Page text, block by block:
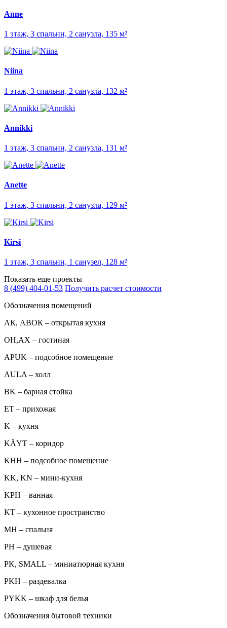
Anne
1 этаж, 3 спальни, 2 санузла, 135 м²
Niina
1 этаж, 3 спальни, 2 санузла, 132 м²
Annikki
1 этаж, 3 спальни, 2 санузла, 131 м²
Anette
1 этаж, 3 спальни, 2 санузла, 129 м²
Kirsi
1 этаж, 3 спальни, 1 санузел, 128 м²
Показать еще проекты
8 (499) 404-01-53 Получить расчет стоимости
Обозначения помещений
АК, АВОК – открытая кухня
ОН,AX – гостиная
APUK – подсобное помещение
AULA – холл
BK – барная стойка
ET – прихожая
K – кухня
KÄYT – коридор
KHH – подсобное помещение
KK, KN – мини-кухня
KPH – ванная
KT – кухонное пространство
MH – спальня
PH – душевая
PK, SMALL – миниатюрная кухня
PKH – раздевалка
PYKK – шкаф для белья
Обозначения бытовой техники